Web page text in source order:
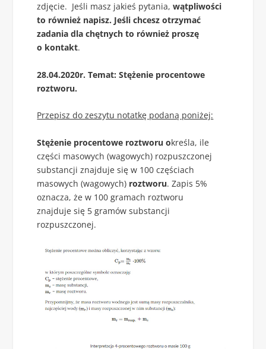
zdjęcie. Jeśli masz jakieś pytania,wątpliwości
to również napisz. Jeśli chcesz otrzymać
zadania dla chętnych to również proszę
o kontakt.
28.04.2020r. Temat: Stężenie procentowe
roztworu.
Przepisz do zeszytu notatkę podaną poniżej:
Stężenie procentowe roztworu określa, ile
części masowych (wagowych) rozpuszczonej
substancji znajduje się w 100 częściach
masowych (wagowych) roztworu. Zapis 5%
oznacza, że w 100 gramach roztworu
znajduje się 5 gramów substancji
rozpuszczonej.